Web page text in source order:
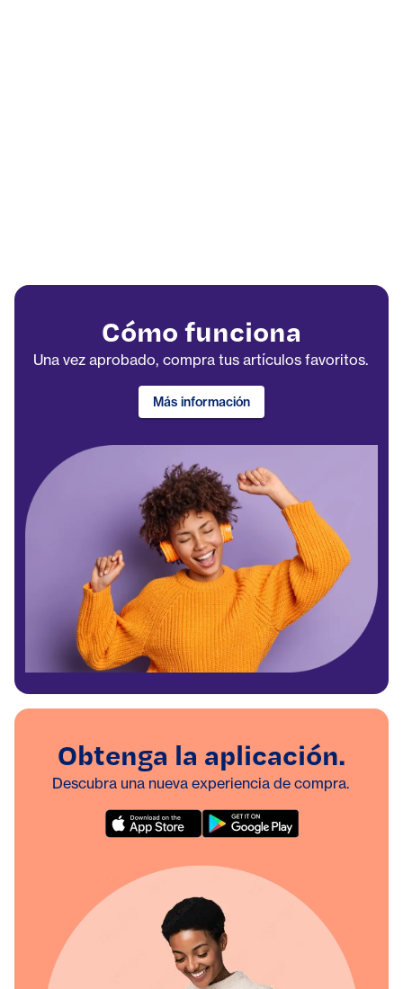
Cómo funciona
Una vez aprobado, compra tus artículos favoritos.
Más información
Obtenga la aplicación.
Descubra una nueva experiencia de compra.